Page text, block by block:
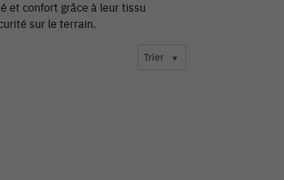
et confort grâce à leur tissu
sur le terrain.
Trier